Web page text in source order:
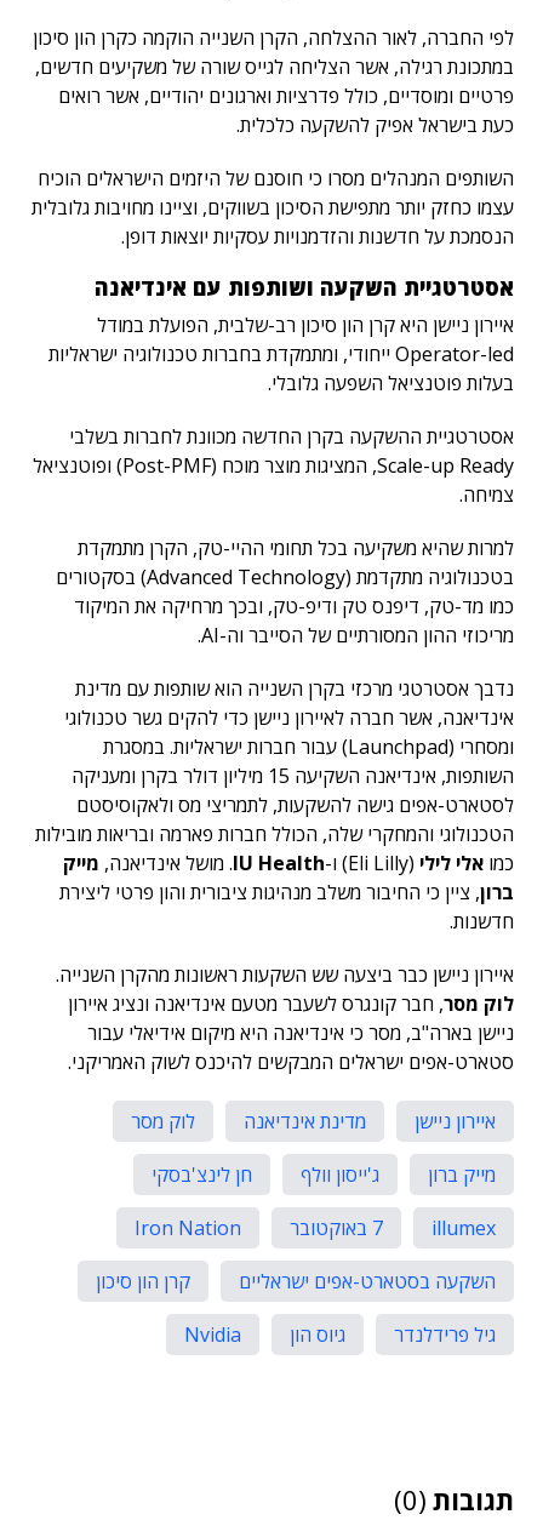
לפי החברה, לאור ההצלחה, הקרן השנייה הוקמה כקרן הון סיכון
במתכונת רגילה, אשר הצליחה לגייס שורה של משקיעים חדשים,
פרטיים ומוסדיים, כולל פדרציות וארגונים יהודיים, אשר רואים
כעת בישראל אפיק להשקעה כלכלית.
השותפים המנהלים מסרו כי חוסנם של היזמים הישראלים הוכיח
עצמו כחזק יותר מתפישת הסיכון בשווקים, וציינו מחויבות גלובלית
הנסמכת על חדשנות והזדמנויות עסקיות יוצאות דופן.
אסטרטגיית השקעה ושותפות עם אינדיאנה
איירון ניישן היא קרן הון סיכון רב-שלבית, הפועלת במודל
Operator-led ייחודי, ומתמקדת בחברות טכנולוגיה ישראליות
בעלות פוטנציאל השפעה גלובלי.
אסטרטגיית ההשקעה בקרן החדשה מכוונת לחברות בשלבי
Scale-up Ready, המציגות מוצר מוכח (Post-PMF) ופוטנציאל
צמיחה.
למרות שהיא משקיעה בכל תחומי ההיי-טק, הקרן מתמקדת
בטכנולוגיה מתקדמת (Advanced Technology) בסקטורים
כמו מד-טק, דיפנס טק ודיפ-טק, ובכך מרחיקה את המיקוד
מריכוזי ההון המסורתיים של הסייבר וה-AI.
נדבך אסטרטגי מרכזי בקרן השנייה הוא שותפות עם מדינת
אינדיאנה, אשר חברה לאיירון ניישן כדי להקים גשר טכנולוגי
ומסחרי (Launchpad) עבור חברות ישראליות. במסגרת
השותפות, אינדיאנה השקיעה 15 מיליון דולר בקרן ומעניקה
לסטארט-אפים גישה להשקעות, לתמריצי מס ולאקוסיסטם
הטכנולוגי והמחקרי שלה, הכולל חברות פארמה ובריאות מובילות
כמו אלי לילי (Eli Lilly) ו- IU Health. מושל אינדיאנה, מייק
ברון, ציין כי החיבור משלב מנהיגות ציבורית והון פרטי ליצירת
חדשנות.
איירון ניישן כבר ביצעה שש השקעות ראשונות מהקרן השנייה.
לוק מסר, חבר קונגרס לשעבר מטעם אינדיאנה ונציג איירון
ניישן בארה"ב, מסר כי אינדיאנה היא מיקום אידיאלי עבור
סטארט-אפים ישראלים המבקשים להיכנס לשוק האמריקני.
איירון ניישן מדינת אינדיאנה
לוק מסר
מייק ברון
ג'ייסון וולף
חן לינצ'בסקי
illumex
7 באוקטובר
Iron Nation
השקעה בסטארט-אפים ישראליים
קרן הון סיכון
גיל פרידלנדר
גיוס הון Nvidia
תגובות (0)